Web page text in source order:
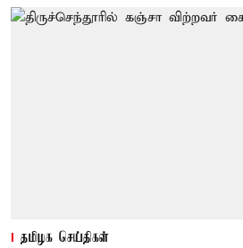
தமிழக செய்திகள்